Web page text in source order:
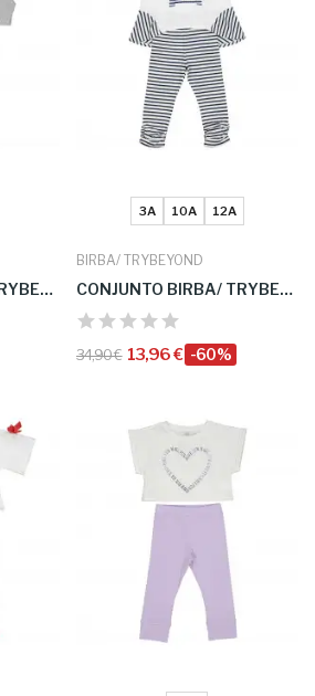
CONJUNTO BIRBA/ TRYBEYOND
3A 10A 12A
BIRBA/ TRYBEYOND
CONJUNTO BIRBA/ TRYBEYOND
34,90 € 13,96 € -60%